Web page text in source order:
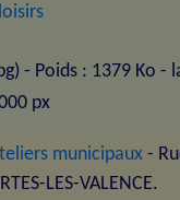
- Poids : 1379 Ko -
px
municipaux -
LES-VALENCE.